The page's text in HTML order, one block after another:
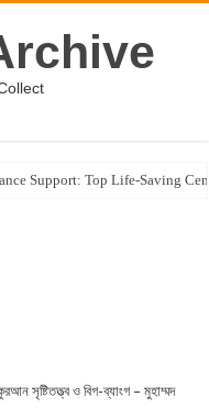
Support: Top Life-Saving
সৃষ্টিতত্ত্ব ও বিগ-ব্যাংগ – মুহাম্মদ